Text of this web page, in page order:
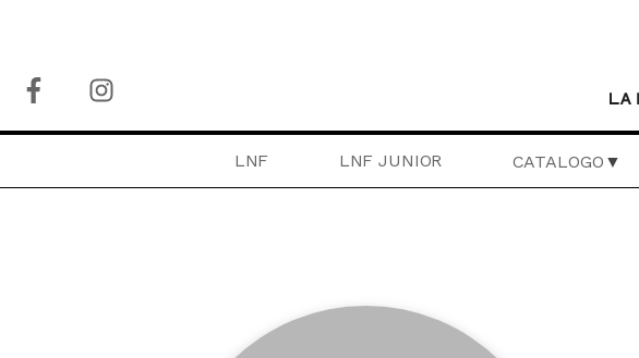
LNF LNF JUNIOR CATALOGO